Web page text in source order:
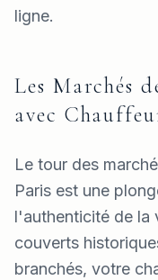
ligne.
Les Marchés
avec
Le tour des
Paris est une
l'authenticité de la
couverts
branchés, votre